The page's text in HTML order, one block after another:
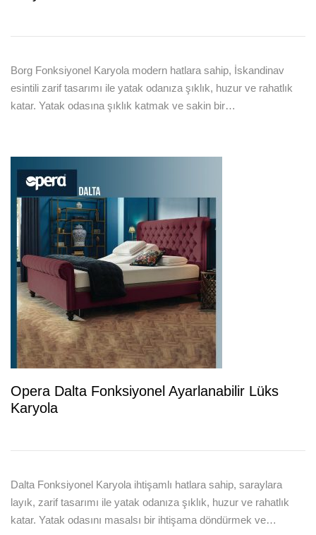
Borg Fonksiyonel Karyola modern hatlara sahip, İskandinav
esintili zarif tasarımı ile yatak odanıza şıklık, huzur ve rahatlık
katar. Yatak odasına şıklık katmak ve sakin bir…
Opera Dalta Fonksiyonel Ayarlanabilir Lüks
Karyola
Dalta Fonksiyonel Karyola ihtişamlı hatlara sahip, saraylara
layık, zarif tasarımı ile yatak odanıza şıklık, huzur ve rahatlık
katar. Yatak odasını masalsı bir ihtişama döndürmek ve…